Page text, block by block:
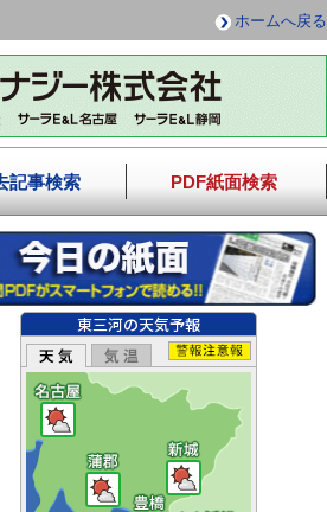
ホームへ戻る
記事検索 PDF紙面検索